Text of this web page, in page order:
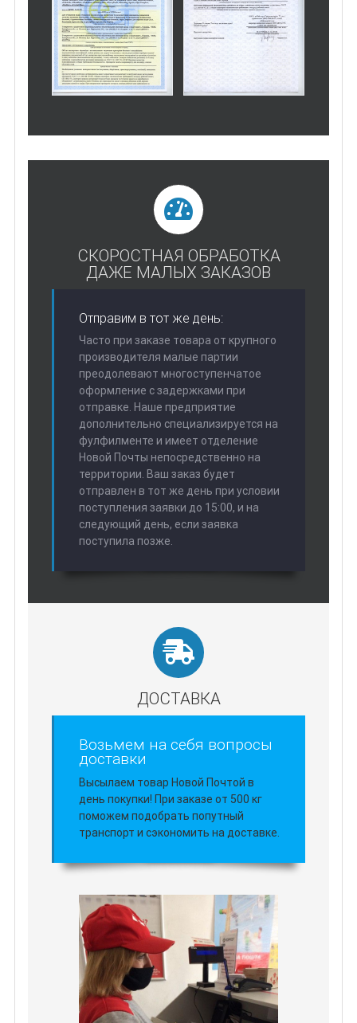
СКОРОСТНАЯ ОБРАБОТКА
ДАЖЕ МАЛЫХ ЗАКАЗОВ
Отправим в тот же день:
Часто при заказе товара от крупного
производителя малые партии
преодолевают многоступенчатое
оформление с задержками при
отправке. Наше предприятие
дополнительно специализируется на
фулфилменте и имеет отделение
Новой Почты непосредственно на
территории. Ваш заказ будет
отправлен в тот же день при условии
поступления заявки до 15:00, и на
следующий день, если заявка
поступила позже.
ДОСТАВКА
Возьмем на себя вопросы
доставки
Высылаем товар Новой Почтой в
день покупки! При заказе от 500 кг
поможем подобрать попутный
транспорт и сэкономить на доставке.